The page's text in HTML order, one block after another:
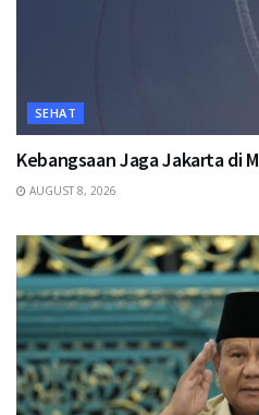
SEHAT
Kebangsaan Jaga Jakarta di
AUGUST 8, 2026